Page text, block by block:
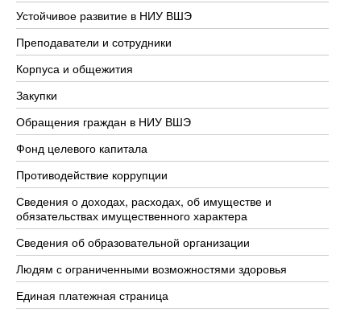
Устойчивое развитие в НИУ ВШЭ
Преподаватели и сотрудники
Корпуса и общежития
Закупки
Обращения граждан в НИУ ВШЭ
Фонд целевого капитала
Противодействие коррупции
Сведения о доходах, расходах, об имуществе и
обязательствах имущественного характера
Сведения об образовательной организации
Людям с ограниченными возможностями здоровья
Единая платежная страница